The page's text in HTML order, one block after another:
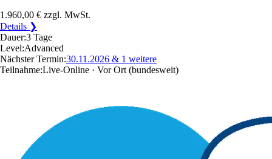
1.960,00 € zzgl. MwSt.
Details ❯
Dauer:3 Tage
Level:Advanced
Nächster Termin:30.11.2026 & 1 weitere
Teilnahme:Live-Online · Vor Ort (bundesweit)